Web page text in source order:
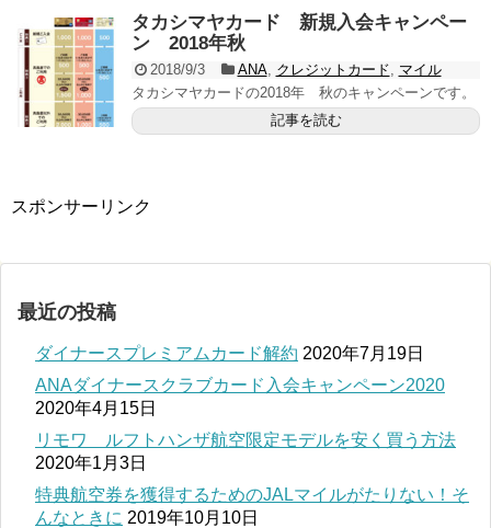
タカシマヤカード 新規入会キャンペー
ン 2018年秋
2018/9/3 ANA, クレジットカード
マイル
タカシマヤカードの2018年 秋のキャンペーンです。
記事を読む
スポンサーリンク
最近の投稿
ダイナースプレミアムカード解約 2020年7月19日
ANAダイナースクラブカード入会キャンペーン2020
2020年4月15日
リモワ ルフトハンザ航空限定モデルを安く買う方法
2020年1月3日
特典航空券を獲得するためのJALマイルがたりない！そ
んなときに 2019年10月10日